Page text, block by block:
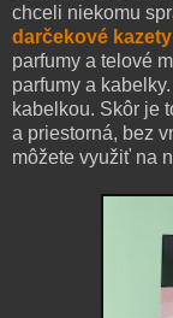
chceli niekomu
darčekové
parfumy a telové
parfumy a
kabelkou. Skôr je
a priestorná, bez
môžete využiť na